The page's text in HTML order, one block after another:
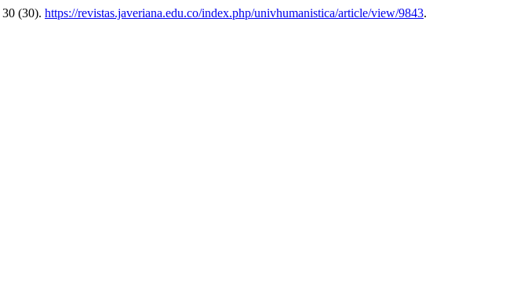
30 (30). https://revistas.javeriana.edu.co/index.php/univhumanistica/article/view/9843.